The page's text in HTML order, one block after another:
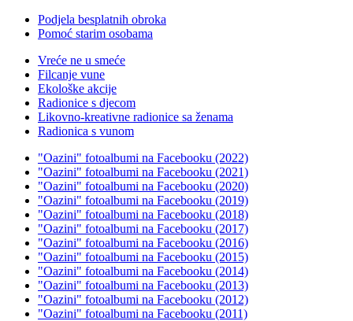
Podjela besplatnih obroka
Pomoć starim osobama
Vreće ne u smeće
Filcanje vune
Ekološke akcije
Radionice s djecom
Likovno-kreativne radionice sa ženama
Radionica s vunom
"Oazini" fotoalbumi na Facebooku (2022)
"Oazini" fotoalbumi na Facebooku (2021)
"Oazini" fotoalbumi na Facebooku (2020)
"Oazini" fotoalbumi na Facebooku (2019)
"Oazini" fotoalbumi na Facebooku (2018)
"Oazini" fotoalbumi na Facebooku (2017)
"Oazini" fotoalbumi na Facebooku (2016)
"Oazini" fotoalbumi na Facebooku (2015)
"Oazini" fotoalbumi na Facebooku (2014)
"Oazini" fotoalbumi na Facebooku (2013)
"Oazini" fotoalbumi na Facebooku (2012)
"Oazini" fotoalbumi na Facebooku (2011)